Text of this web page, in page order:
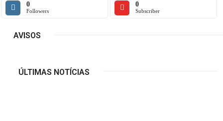
0
Followers
0
Subscriber
AVISOS
ÚLTIMAS NOTÍCIAS